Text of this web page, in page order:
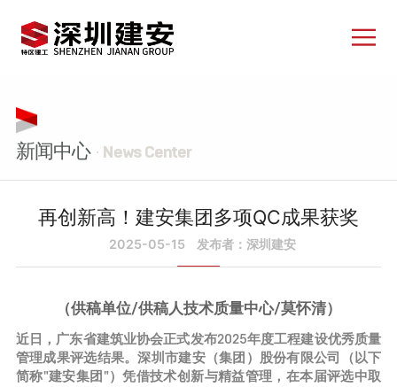
新闻中心 · News Center
再创新高！建安集团多项QC成果获奖
2025-05-15 发布者：深圳建安
（供稿单位/供稿人技术质量中心/莫怀清）
近日，广东省建筑业协会正式发布2025年度工程建设优秀质量
管理成果评选结果。深圳市建安（集团）股份有限公司（以下
简称"建安集团"）凭借技术创新与精益管理，在本届评选中取